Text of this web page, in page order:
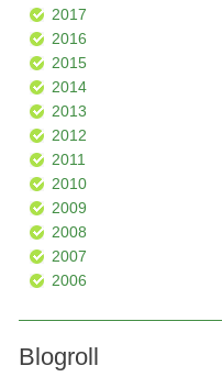
2017
2016
2015
2014
2013
2012
2011
2010
2009
2008
2007
2006
Blogroll